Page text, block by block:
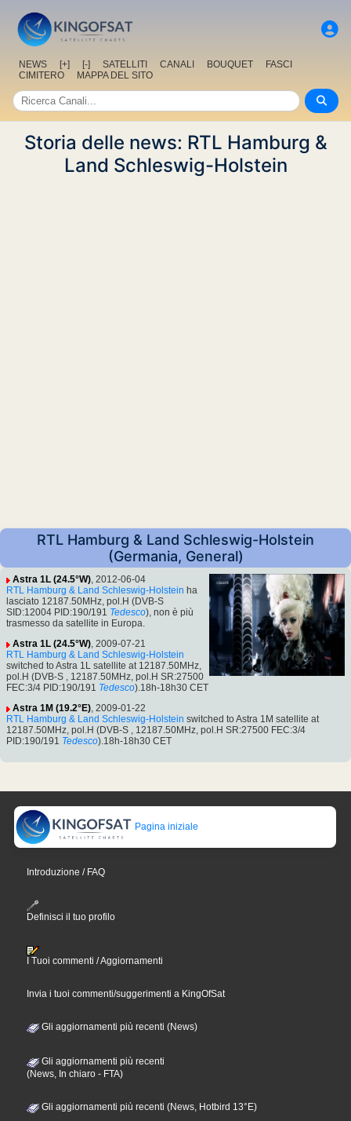
NEWS [+] [-] SATELLITI CANALI BOUQUET
FASCI
CIMITERO
MAPPA DEL SITO
Storia delle news: RTL Hamburg &
Land Schleswig-Holstein
RTL Hamburg & Land Schleswig-Holstein
(Germania, General)
Astra 1L (24.5°W), 2012-06-04
RTL Hamburg & Land Schleswig-Holstein ha
lasciato 12187.50MHz, pol.H (DVB-S
SID:12004 PID:190/191 Tedesco), non è più
trasmesso da satellite in Europa.
Astra 1L (24.5°W), 2009-07-21
RTL Hamburg & Land Schleswig-Holstein
switched to Astra 1L satellite at 12187.50MHz,
pol.H (DVB-S , 12187.50MHz, pol.H SR:27500
FEC:3/4 PID:190/191 Tedesco).18h-18h30 CET
Astra 1M (19.2°E), 2009-01-22
RTL Hamburg & Land Schleswig-Holstein switched to Astra 1M satellite at
12187.50MHz, pol.H (DVB-S , 12187.50MHz, pol.H SR:27500 FEC:3/4
PID:190/191 Tedesco).18h-18h30 CET
Pagina iniziale
Introduzione / FAQ
Definisci il tuo profilo
I Tuoi commenti / Aggiornamenti
Invia i tuoi commenti/suggerimenti a KingOfSat
Gli aggiornamenti più recenti (News)
Gli aggiornamenti più recenti
(News, In chiaro - FTA)
Gli aggiornamenti più recenti (News, Hotbird 13°E)